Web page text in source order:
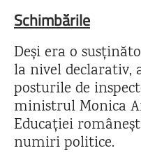
Schimbările
Deși era o
la nivel declarativ,
posturile de
ministrul Monica
Educației
numiri politice.